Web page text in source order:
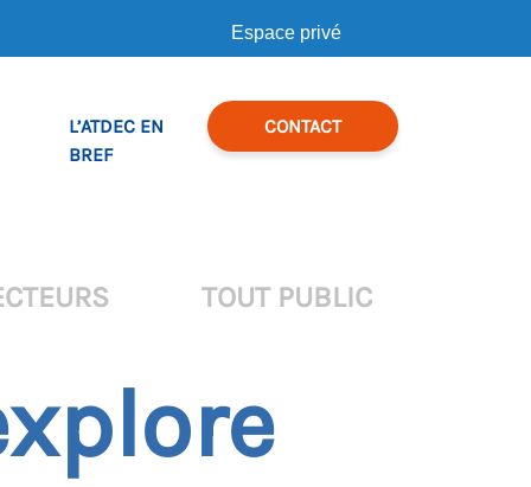
Espace privé
L’ATDEC EN
BREF
CONTACT
TOUT PUBLIC